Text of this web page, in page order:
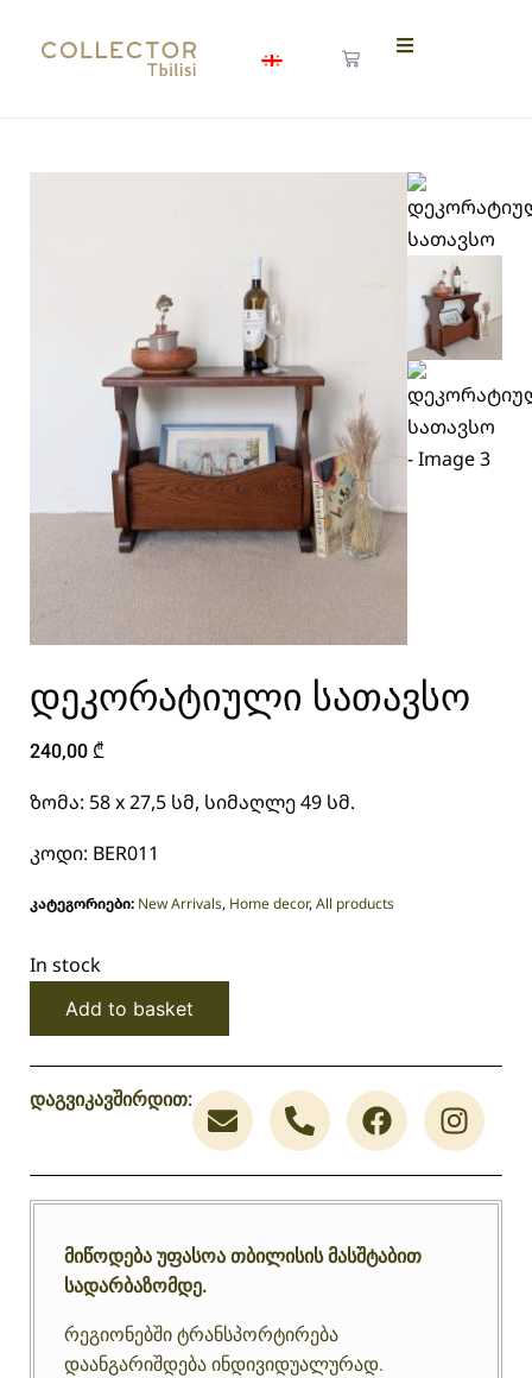
დეკორატიული სათავსო
240,00 ₾
ზომა: 58 x 27,5 სმ, სიმაღლე 49 სმ.
კოდი: BER011
კატეგორიები: New Arrivals, Home decor,All products
In stock
Add to basket
დაგვიკავშირდით:
მიწოდება უფასოა თბილისის მასშტაბით
სადარბაზომდე.
რეგიონებში ტრანსპორტირება
დაანგარიშდება ინდივიდუალურად.